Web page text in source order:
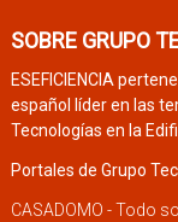
SOBRE GRUPO
ESEFICIENCIA
español líder en las
Tecnologías en la
Portales de Grupo
CASADOMO - Todo